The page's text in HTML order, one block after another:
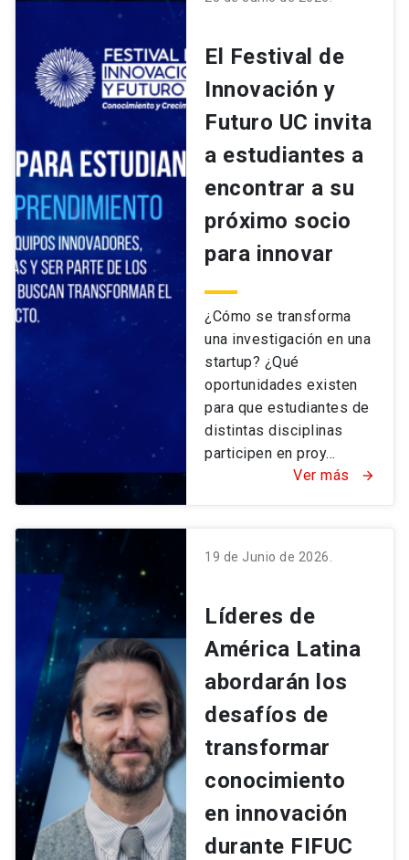
El Festival de
Innovación y
Futuro UC invita
a estudiantes a
encontrar a su
próximo socio
para innovar
¿Cómo se transforma
una investigación en una
startup? ¿Qué
oportunidades existen
para que estudiantes de
distintas disciplinas
participen en proy...
Ver más
arrow_forward
19 de Junio de 2026.
Líderes de
América Latina
abordarán los
desafíos de
transformar
conocimiento
en innovación
durante FIFUC